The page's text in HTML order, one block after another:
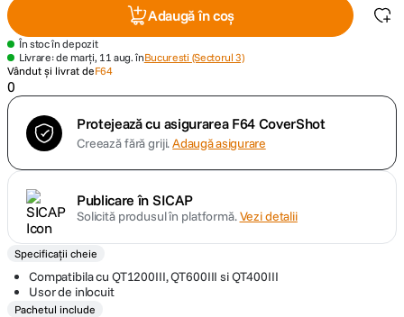
7. card memorie
8. dji mic mini
9. dji osmo
Adaugă în coș
În stoc în depozit
Livrare: de marți, 11 aug. înBucuresti (Sectorul 3)
Vândut și livrat deF64
0
Protejează cu asigurarea F64 CoverShot
Creează fără griji.Adaugă asigurare
Publicare în SICAP
Solicită produsul în platformă.Vezi detalii
Specificații cheie
Compatibila cu QT1200III, QT600III si QT400III
Usor de inlocuit
Pachetul include